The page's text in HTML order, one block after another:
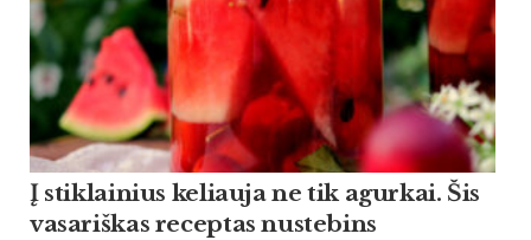
Į stiklainius keliauja ne tik agurkai. Šis
vasariškas receptas nustebins